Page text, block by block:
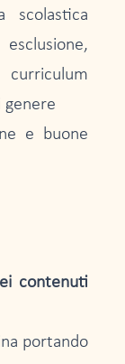
scolastica
curriculum
e buone
contenuti
portando